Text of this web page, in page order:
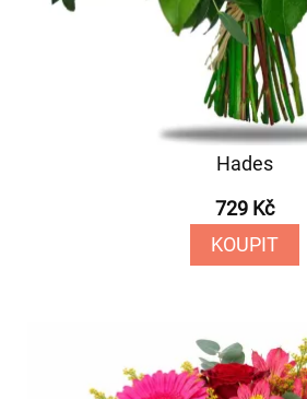
Hades
729 Kč
KOUPIT